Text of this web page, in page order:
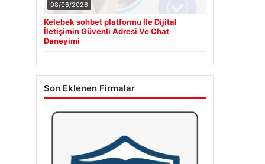
08/08/2026
Kelebek sohbet platformu İle Dijital
İletişimin Güvenli Adresi Ve Chat
Deneyimi
Son Eklenen Firmalar